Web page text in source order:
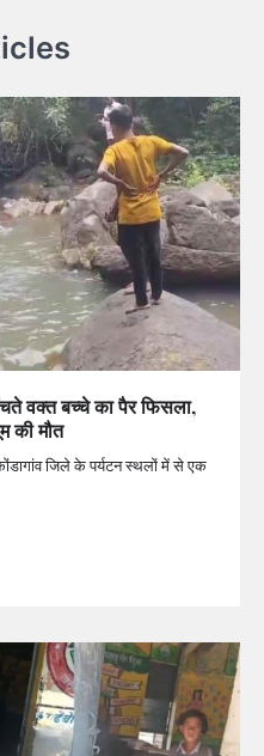
वक्त बच्चे का पैर फिसला,
की मौत
जिले के पर्यटन स्थलों में से एक